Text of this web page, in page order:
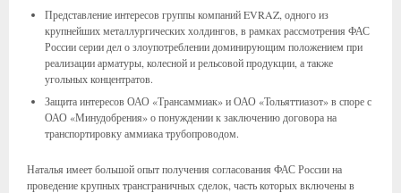
Представление интересов группы компаний EVRAZ, одного из
крупнейших металлургических холдингов, в рамках рассмотрения ФАС
России серии дел о злоупотреблении доминирующим положением при
реализации арматуры, колесной и рельсовой продукции, а также
угольных концентратов.
Защита интересов ОАО «Трансаммиак» и ОАО «Тольяттиазот» в споре с
ОАО «Минудобрения» о понуждении к заключению договора на
транспортировку аммиака трубопроводом.
Наталья имеет большой опыт получения согласования ФАС России на
проведение крупных трансграничных сделок, часть которых включены в